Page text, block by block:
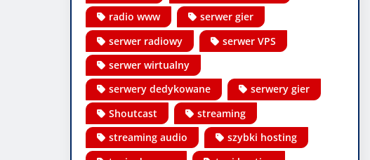
radio www
serwer gier
serwer radiowy
serwer VPS
serwer wirtualny
serwery dedykowane
serwery gier
Shoutcast
streaming
streaming audio
szybki hosting